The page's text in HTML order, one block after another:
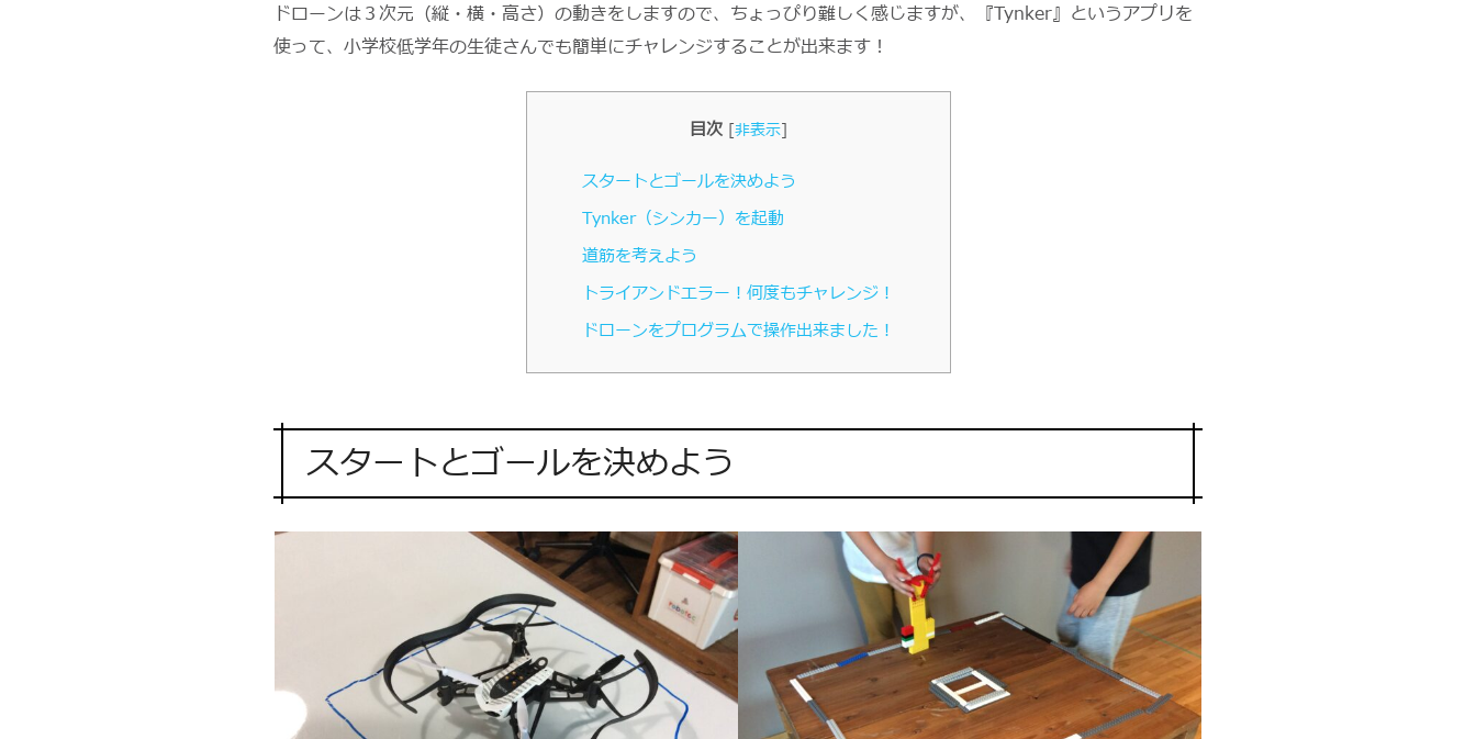
ドローンは３次元（縦・横・高さ）の動きをしますので、ちょっぴり難しく感じますが、『Tynker』というアプリを
使って、小学校低学年の生徒さんでも簡単にチャレンジすることが出来ます！
目次 [非表示]
スタートとゴールを決めよう
Tynker（シンカー）を起動
道筋を考えよう
トライアンドエラー！何度もチャレンジ！
ドローンをプログラムで操作出来ました！
スタートとゴールを決めよう